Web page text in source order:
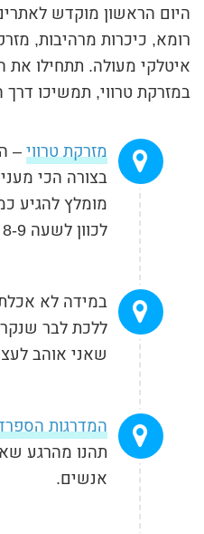
היום הראשון מוקדש
רומא, כיכרות מרהיבות,
איטלקי מעולה. תתחילו
במזרקת טרווי, תמשיכו דרך
מזרקת טרווי–
בצורה הכי
מומלץ להגיע
לכוון לשעה 8-9 בבוקר.
במידה לא
ללכת לבר
שאני אוהב
המדרגות
תהנו מהרגע
אנשים.